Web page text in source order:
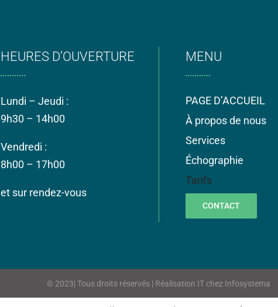
HEURES D’OUVERTURE
Lundi – Jeudi :
9h30 – 14h00
Vendredi :
8h00 – 17h00
et sur rendez-vous
MENU
PAGE D’ACCUEIL
À propos de nous
Services
Échographie
Tarifs
CONTACT
© 2023| Tous droits réservés | Réalisation IT chez Infosystema